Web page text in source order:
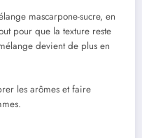
mascarpone-sucre, en
pour que la texture reste
devient de plus en
les arômes et faire